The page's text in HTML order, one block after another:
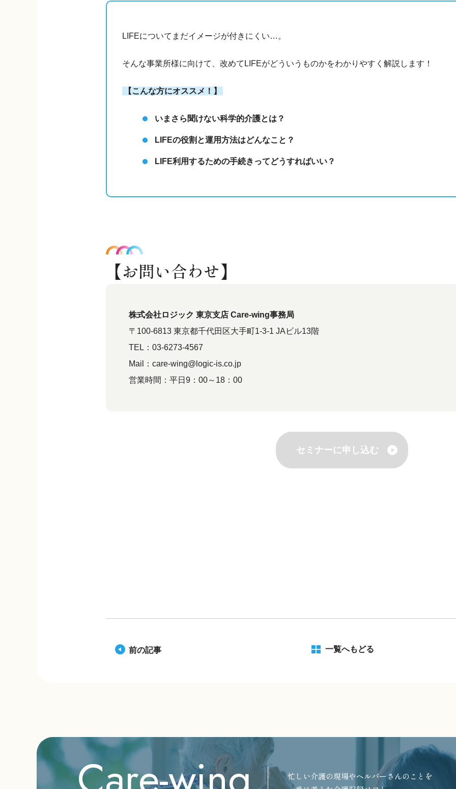
LIFEについてまだイメージが付きにくい…。
そんな事業所様に向けて、改めてLIFEがどういうものかをわかりやすく解説します！
【こんな方にオススメ！】
いまさら聞けない科学的介護とは？
LIFEの役割と運用方法はどんなこと？
LIFE利用するための手続きってどうすればいい？
【お問い合わせ】
株式会社ロジック 東京支店 Care-wing事務局
〒100-6813 東京都千代田区大手町1-3-1 JAビル13階
TEL：03-6273-4567
Mail：care-wing@logic-is.co.jp
営業時間：平日9：00～18：00
セミナーに申し込む
前の記事 一覧へもどる
忙しい介護の現場やヘルパーさんのことを